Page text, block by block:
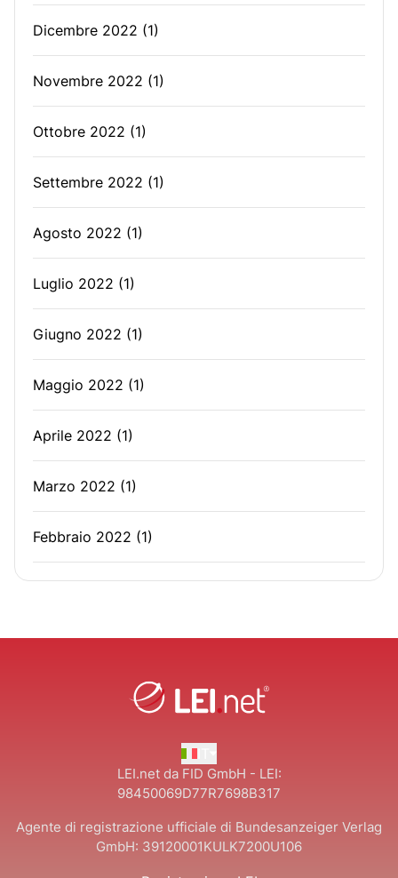
Dicembre 2022 (1)
Novembre 2022 (1)
Ottobre 2022 (1)
Settembre 2022 (1)
Agosto 2022 (1)
Luglio 2022 (1)
Giugno 2022 (1)
Maggio 2022 (1)
Aprile 2022 (1)
Marzo 2022 (1)
Febbraio 2022 (1)
LEI.net da FID GmbH - LEI:
98450069D77R7698B317
Agente di registrazione ufficiale di Bundesanzeiger Verlag
GmbH: 39120001KULK7200U106